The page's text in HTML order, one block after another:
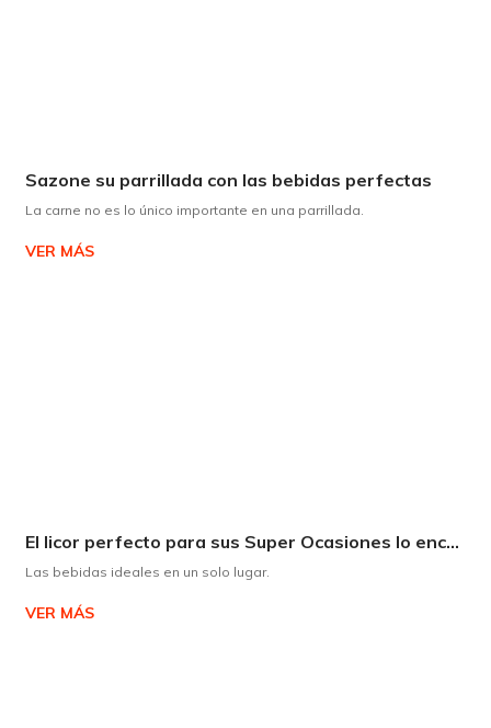
Sazone su parrillada con las bebidas perfectas
La carne no es lo único importante en una parrillada.
VER MÁS
El licor perfecto para sus Super Ocasiones lo encuentra en Supermaxi
Las bebidas ideales en un solo lugar.
VER MÁS